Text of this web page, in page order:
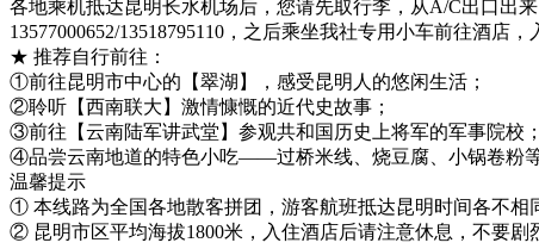
各地乘机抵达昆明长水机场后，您请先取行李，从A/C出口出
13577000652/13518795110，之后乘坐我社专用小车前往酒店，
★ 推荐自行前往：
①前往昆明市中心的【翠湖】，感受昆明人的悠闲生活；
②聆听【西南联大】激情慷慨的近代史故事；
③前往【云南陆军讲武堂】参观共和国历史上将军的军事院校；
④品尝云南地道的特色小吃——过桥米线、烧豆腐、小锅卷粉等
温馨提示
① 本线路为全国各地散客拼团，游客航班抵达昆明时间各不相
② 昆明市区平均海拔1800米，入住酒店后请注意休息，不要剧